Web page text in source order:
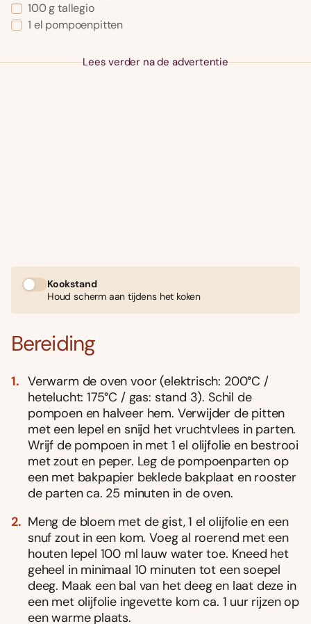
100 g tallegio
1 el pompoenpitten
Lees verder na de advertentie
Kookstand
Houd scherm aan tijdens het koken
Bereiding
Verwarm de oven voor (elektrisch: 200°C /
hetelucht: 175°C / gas: stand 3). Schil de
pompoen en halveer hem. Verwijder de pitten
met een lepel en snijd het vruchtvlees in parten.
Wrijf de pompoen in met 1 el olijfolie en bestrooi
met zout en peper. Leg de pompoenparten op
een met bakpapier beklede bakplaat en rooster
de parten ca. 25 minuten in de oven.
Meng de bloem met de gist, 1 el olijfolie en een
snuf zout in een kom. Voeg al roerend met een
houten lepel 100 ml lauw water toe. Kneed het
geheel in minimaal 10 minuten tot een soepel
deeg. Maak een bal van het deeg en laat deze in
een met olijfolie ingevette kom ca. 1 uur rijzen op
een warme plaats.